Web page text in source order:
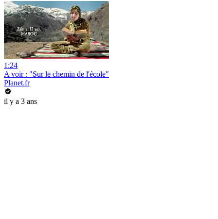
1:24
A voir : "Sur le chemin de l'école"
Planet.fr
il y a 3 ans